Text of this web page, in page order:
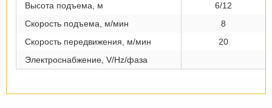
Высота подъема, м
6/12
Скорость подъема, м/мин
8
Скорость передвижения, м/мин
20
Электроснабжение, V/Hz/фаза